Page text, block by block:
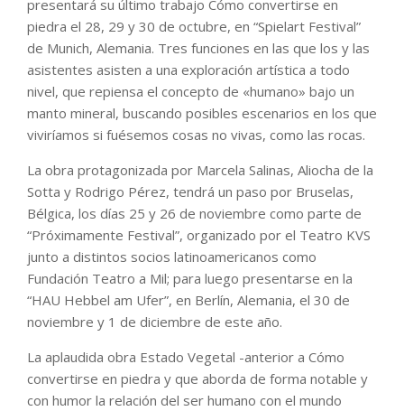
presentará su último trabajo Cómo convertirse en
piedra el 28, 29 y 30 de octubre, en “Spielart Festival”
de Munich, Alemania. Tres funciones en las que los y las
asistentes asisten a una exploración artística a todo
nivel, que repiensa el concepto de «humano» bajo un
manto mineral, buscando posibles escenarios en los que
viviríamos si fuésemos cosas no vivas, como las rocas.
La obra protagonizada por Marcela Salinas, Aliocha de la
Sotta y Rodrigo Pérez, tendrá un paso por Bruselas,
Bélgica, los días 25 y 26 de noviembre como parte de
“Próximamente Festival”, organizado por el Teatro KVS
junto a distintos socios latinoamericanos como
Fundación Teatro a Mil; para luego presentarse en la
“HAU Hebbel am Ufer”, en Berlín, Alemania, el 30 de
noviembre y 1 de diciembre de este año.
La aplaudida obra Estado Vegetal -anterior a Cómo
convertirse en piedra y que aborda de forma notable y
con humor la relación del ser humano con el mundo